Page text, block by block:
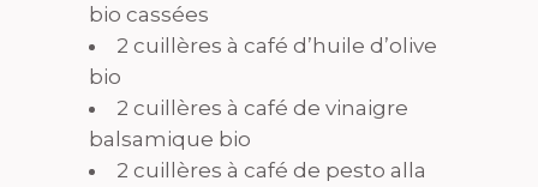
bio cassées
2 cuillères à café d’huile d’olive
bio
2 cuillères à café de vinaigre
balsamique bio
2 cuillères à café de pesto alla